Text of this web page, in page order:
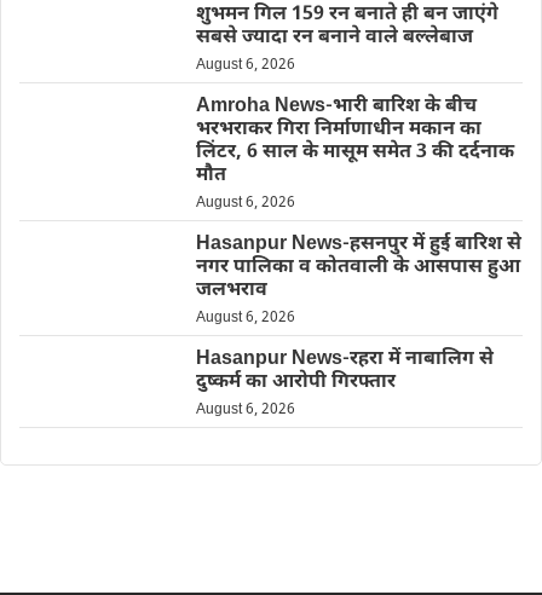
शुभमन गिल 159 रन बनाते ही बन जाएंगे
सबसे ज्यादा रन बनाने वाले बल्लेबाज
August 6, 2026
Amroha News-भारी बारिश के बीच
भरभराकर गिरा निर्माणाधीन मकान का
लिंटर, 6 साल के मासूम समेत 3 की दर्दनाक
मौत
August 6, 2026
Hasanpur News-हसनपुर में हुई बारिश से
नगर पालिका व कोतवाली के आसपास हुआ
जलभराव
August 6, 2026
Hasanpur News-रहरा में नाबालिग से
दुष्कर्म का आरोपी गिरफ्तार
August 6, 2026